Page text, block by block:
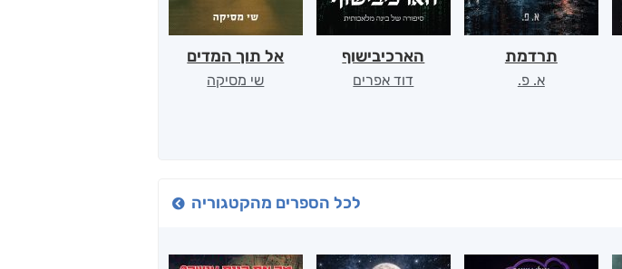
תרדמת
א. פ.
הארכיבישוף
דוד אפרים
אל תוך המדים
שי מסיקה
לכל הספרים מהקטגוריה